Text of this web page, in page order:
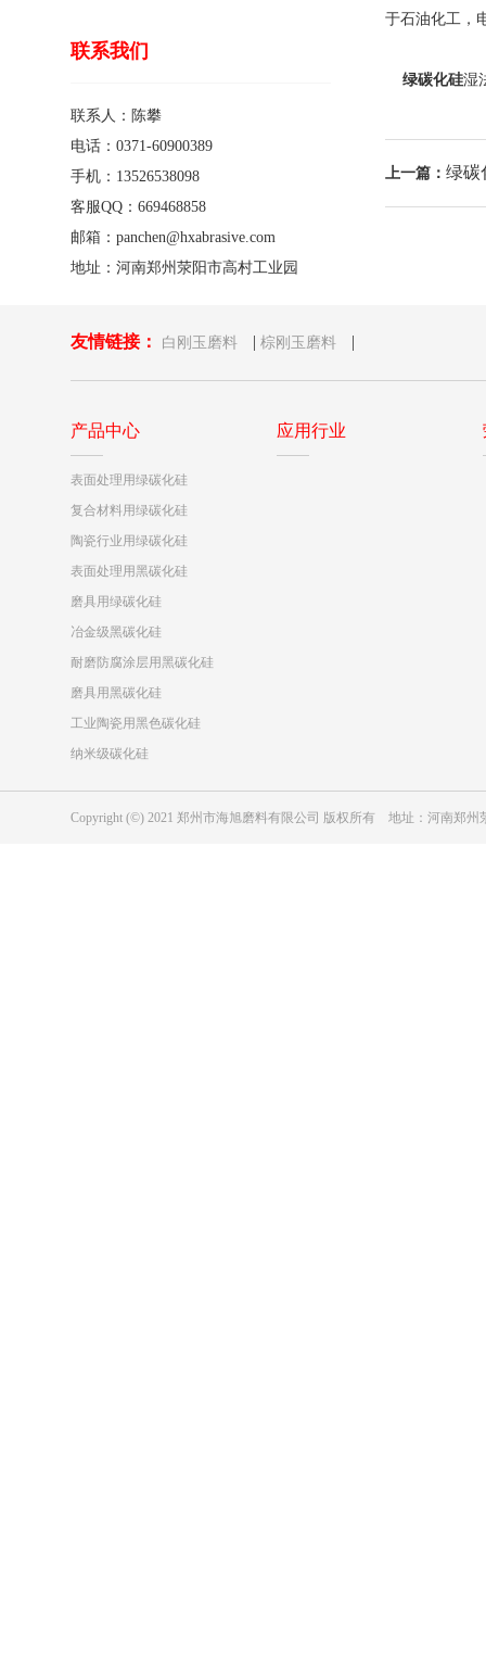
联系我们
联系人：陈攀
电话：0371-60900389
手机：13526538098
客服QQ：669468858
邮箱：panchen@hxabrasive.com
地址：河南郑州荥阳市高村工业园
于石油化工，
绿碳化硅湿
上一篇： 绿碳
友情链接： 白刚玉磨料 | 棕刚玉磨料 |
产品中心
表面处理用绿碳化硅
复合材料用绿碳化硅
陶瓷行业用绿碳化硅
表面处理用黑碳化硅
磨具用绿碳化硅
冶金级黑碳化硅
耐磨防腐涂层用黑碳化硅
磨具用黑碳化硅
工业陶瓷用黑色碳化硅
纳米级碳化硅
应用行业
Copyright (©) 2021 郑州市海旭磨料有限公司 版权所有 地址：河南郑